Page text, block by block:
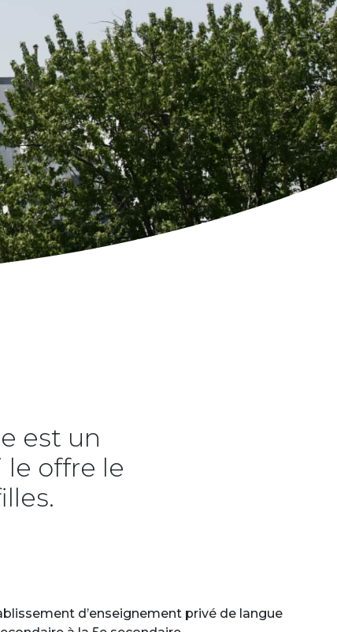
est un
offre le
d’enseignement privé de langue